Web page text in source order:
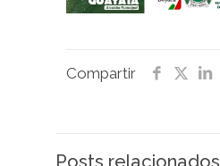
Compartir